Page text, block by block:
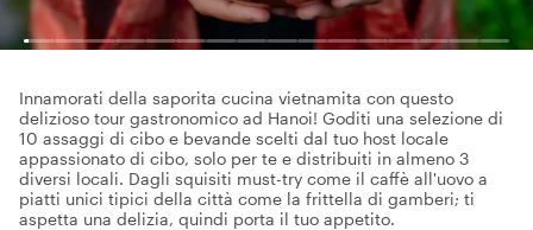
Innamorati della saporita cucina vietnamita con questo
delizioso tour gastronomico ad Hanoi! Goditi una selezione di
10 assaggi di cibo e bevande scelti dal tuo host locale
appassionato di cibo, solo per te e distribuiti in almeno 3
diversi locali. Dagli squisiti must-try come il caffè all'uovo a
piatti unici tipici della città come la frittella di gamberi; ti
aspetta una delizia, quindi porta il tuo appetito.